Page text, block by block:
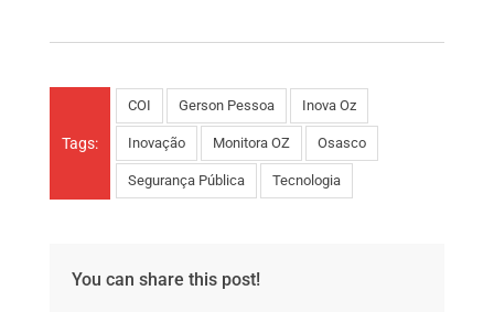
Tags:
COI Gerson Pessoa Inova Oz
Inovação Monitora OZ Osasco
Segurança Pública Tecnologia
You can share this post!